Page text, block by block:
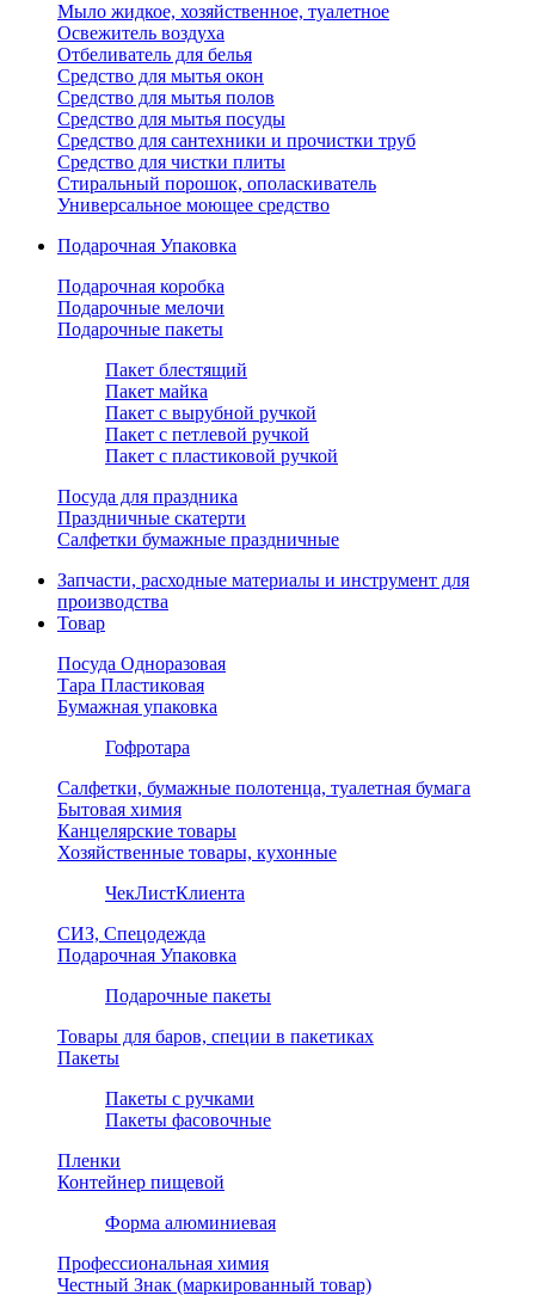
Мыло жидкое, хозяйственное, туалетное
Освежитель воздуха
Отбеливатель для белья
Средство для мытья окон
Средство для мытья полов
Средство для мытья посуды
Средство для сантехники и прочистки труб
Средство для чистки плиты
Стиральный порошок, ополаскиватель
Универсальное моющее средство
Подарочная Упаковка
Подарочная коробка
Подарочные мелочи
Подарочные пакеты
Пакет блестящий
Пакет майка
Пакет с вырубной ручкой
Пакет с петлевой ручкой
Пакет с пластиковой ручкой
Посуда для праздника
Праздничные скатерти
Салфетки бумажные праздничные
Запчасти, расходные материалы и инструмент для
производства
Товар
Посуда Одноразовая
Тара Пластиковая
Бумажная упаковка
Гофротара
Салфетки, бумажные полотенца, туалетная бумага
Бытовая химия
Канцелярские товары
Хозяйственные товары, кухонные
ЧекЛистКлиента
СИЗ, Спецодежда
Подарочная Упаковка
Подарочные пакеты
Товары для баров, специи в пакетиках
Пакеты
Пакеты с ручками
Пакеты фасовочные
Пленки
Контейнер пищевой
Форма алюминиевая
Профессиональная химия
Честный Знак (маркированный товар)